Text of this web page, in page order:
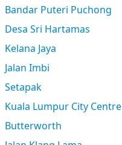
Bandar Puteri Puchong
Desa Sri Hartamas
Kelana Jaya
Jalan Imbi
Setapak
Kuala Lumpur City Centre
Butterworth